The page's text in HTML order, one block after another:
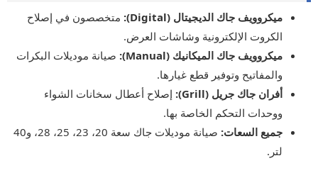
ميكروويف جاك الديجيتال (Digital):
متخصصون في إصلاح
الكروت الإلكترونية وشاشات العرض.
ميكروويف جاك الميكانيك (Manual):
صيانة موديلات البكرات
والمفاتيح وتوفير قطع غيارها.
أفران جاك جريل (Grill):
إصلاح أعطال سخانات الشواء
ووحدات التحكم الخاصة بها.
جميع السعات:
صيانة موديلات جاك سعة 20، 23، 25، 28، و40
لتر.